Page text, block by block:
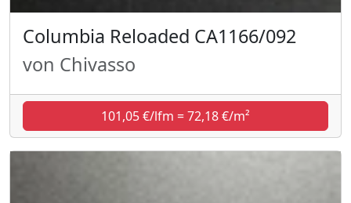
Columbia Reloaded CA1166/092
von Chivasso
101,05 €/lfm = 72,18 €/m²